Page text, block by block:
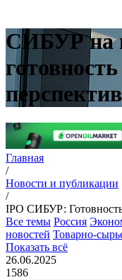
СИБУР на
Главная
/
Новости и публикации
/
IPO СИБУР:
Все темы Россия
новостей Товарно-
Показать всё
26.06.2025
1586